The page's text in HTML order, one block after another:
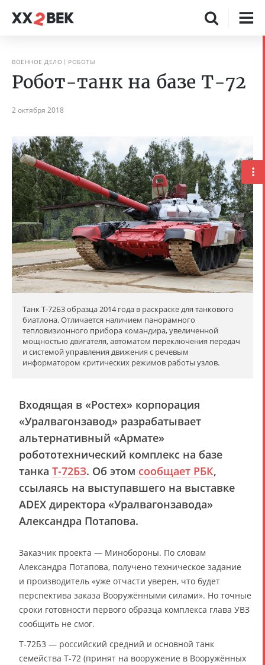
ВОЕННОЕ ДЕЛО РОБОТЫ
Робот-танк на базе Т-72
2 октября 2018
Танк Т-72Б3 образца 2014 года в раскраске для танкового
биатлона. Отличается наличием панорамного
тепловизионного прибора командира, увеличенной
мощностью двигателя, автоматом переключения передач
и системой управления движения с речевым
информатором критических режимов работы узлов.
Входящая в «Ростех» корпорация
«Уралвагонзавод» разрабатывает
альтернативный «Армате»
робототехнический комплекс на базе
танка Т-72БЗ. Об этом сообщает РБК,
ссылаясь на выступавшего на выставке
ADEX директора «Уралвагонзавода»
Александра Потапова.
Заказчик проекта — Минобороны. По словам
Александра Потапова, получено техническое задание
и производитель «уже отчасти уверен, что будет
перспектива заказа Вооружёнными силами». Но точные
сроки готовности первого образца комплекса глава УВЗ
сообщить не смог.
Т-72Б3 — российский средний и основной танк
семейства Т-72 (принят на вооружение в Вооружённых